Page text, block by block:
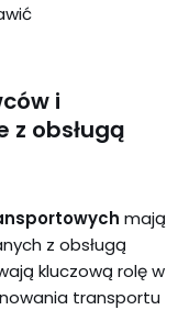
i
z obsługą
mają
z obsługą
kluczową rolę w
transportu